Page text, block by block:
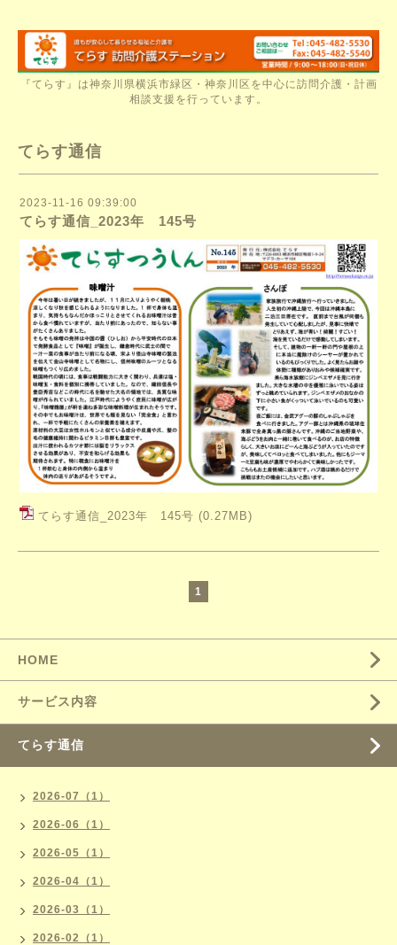
『てらす』は神奈川県横浜市緑区・神奈川区を中心に訪問介護・計画
相談支援を行っています。
てらす通信
2023-11-16 09:39:00
てらす通信_2023年 145号
てらす通信_2023年 145号 (0.27MB)
1
HOME
サービス内容
てらす通信
2026-07（1）
2026-06（1）
2026-05（1）
2026-04（1）
2026-03（1）
2026-02（1）